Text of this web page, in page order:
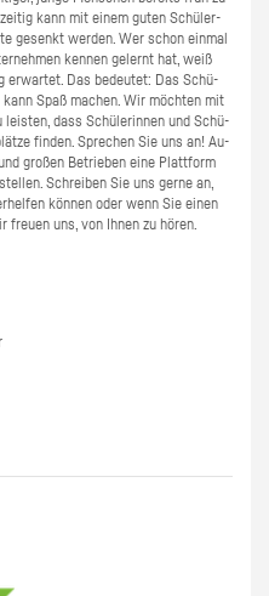
kann mit einem guten Schü­ler­
ge­senkt wer­den. Wer schon ein­mal
ken­nen ge­lernt hat, weiß
er­war­tet. Das be­deu­tet: Das Schü­
Spaß ma­chen. Wir möch­ten mit
leis­ten, dass Schü­le­rin­nen und Schü­
fin­den. Spre­chen Sie uns an! Au­
gro­ßen Be­trie­ben eine Platt­form
Schrei­ben Sie uns gerne an,
kön­nen oder wenn Sie einen
freu­en uns, von Ihnen zu hören.